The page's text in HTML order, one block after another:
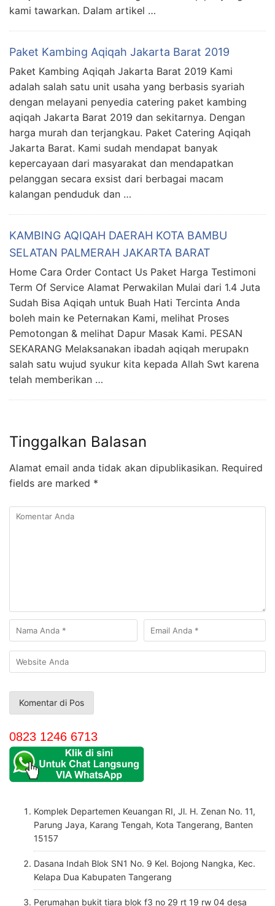
kami tawarkan. Dalam artikel …
Paket Kambing Aqiqah Jakarta Barat 2019
Paket Kambing Aqiqah Jakarta Barat 2019 Kami
adalah salah satu unit usaha yang berbasis syariah
dengan melayani penyedia catering paket kambing
aqiqah Jakarta Barat 2019 dan sekitarnya. Dengan
harga murah dan terjangkau. Paket Catering Aqiqah
Jakarta Barat. Kami sudah mendapat banyak
kepercayaan dari masyarakat dan mendapatkan
pelanggan secara exsist dari berbagai macam
kalangan penduduk dan …
KAMBING AQIQAH DAERAH KOTA BAMBU
SELATAN PALMERAH JAKARTA BARAT
Home Cara Order Contact Us Paket Harga Testimoni
Term Of Service Alamat Perwakilan Mulai dari 1.4 Juta
Sudah Bisa Aqiqah untuk Buah Hati Tercinta Anda
boleh main ke Peternakan Kami, melihat Proses
Pemotongan & melihat Dapur Masak Kami. PESAN
SEKARANG Melaksanakan ibadah aqiqah merupakn
salah satu wujud syukur kita kepada Allah Swt karena
telah memberikan …
Tinggalkan Balasan
Alamat email anda tidak akan dipublikasikan. Required
fields are marked *
0823 1246 6713
Komplek Departemen Keuangan RI, Jl. H. Zenan No. 11,
Parung Jaya, Karang Tengah, Kota Tangerang, Banten
15157
Dasana Indah Blok SN1 No. 9 Kel. Bojong Nangka, Kec.
Kelapa Dua Kabupaten Tangerang
Perumahan bukit tiara blok f3 no 29 rt 19 rw 04 desa